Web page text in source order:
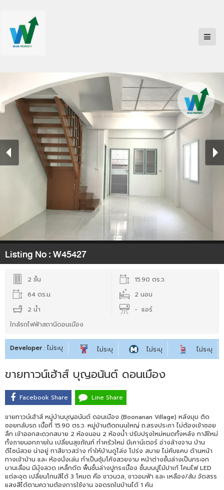
Listing No :W45427
2 ชั้น
15.90 ตร.ว.
64 ตร.ม.
2 นอน
2 น้ำ
- แอร์
ใกล้รถไฟฟ้าสถานีดอนเมือง
Developer : ไม่ระบุ ไม่ระบุ ไม่ระบุ ไม่ระบุ
ขายทาวน์เฮ้าส์ บุญอนันต์ ดอนเมือง
Facebook Share Line Share
ขายทาวน์เฮ้าส์ หมู่บ้านบุญอนันต์ ดอนเมือง (Boonanan Village) หลังมุม ติด
ซอยกลับรถ เนื้อที่ 15.90 ตร.ว. หมู่บ้านติดถนนใหญ่ ถ.สรงประภา ไม่ต้องเข้าซอย
ลึก เข้าออกสะดวกสบาย 2 ห้องนอน 2 ห้องน้ำ ปรับปรุงใหม่หมดทั้งหลัง ทาสีใหม่
ทั้งภายนอกภายใน เปลี่ยนสุขภัณฑ์ ทำครัวใหม่ มีเคาน์เตอร์ อ่างล้างจาน บ้าน
ดีไซน์สวย น่าอยู่ ทาสีขาวสว่าง ทำให้บ้านดูโล่ง โปร่ง สบาย ไม่คับแคบ ด้านหน้า
ทางเข้าบ้าน และ ห้องนั่งเล่น ทำเป็นซุ้มโค้งสวยงาม หน้าต่างชั้นล่างเป็นกระจก
บานเลื่อน มีมุ้งลวด เหล็กดัด พื้นชั้นล่างปูกระเบื้อง ชั้นบนปูไม้ปาเก้ โคมไฟ LED
แต่ละจุด เปลี่ยนโทนสีได้ 3 โหมด คือ ขาวนวล, ขาวอมฟ้า และ เหลือง/ส้ม จัดสรร
แสงสีได้ตามความต้องการใช้งาน จอดรถในบ้านได้ 1 คัน